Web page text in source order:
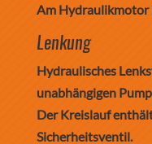
Am Hydraulikmotor
Lenkung
Hydraulisches
unabhängigen
Der Kreislauf
Sicherheitsventil.